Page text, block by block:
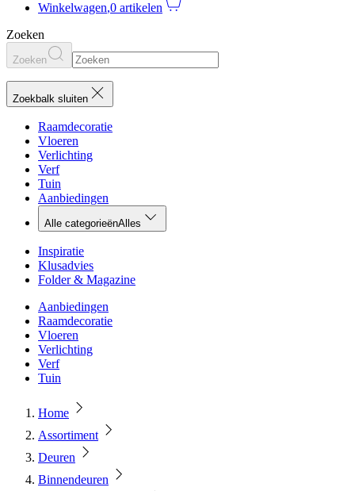
Winkelwagen,0 artikelen
Zoeken
Zoeken
Zoekbalk sluiten
Raamdecoratie
Vloeren
Verlichting
Verf
Tuin
Aanbiedingen
Alle categorieënAlles
Inspiratie
Klusadvies
Folder & Magazine
Aanbiedingen
Raamdecoratie
Vloeren
Verlichting
Verf
Tuin
Home
Assortiment
Deuren
Binnendeuren